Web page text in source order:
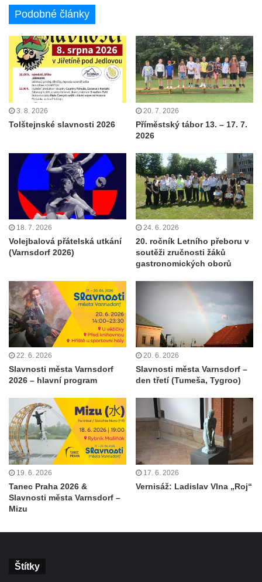
Podobné články
3. 8. 2026
Tolštejnské slavnosti 2026
20. 7. 2026
Příměstský tábor 13. – 17. 7.
2026
18. 7. 2026
Volejbalová přátelská utkání
(Varnsdorf 2026)
24. 6. 2026
20. ročník Letního přeboru v
soutěži zručnosti žáků
gastronomických oborů
22. 6. 2026
Slavnosti města Varnsdorf
2026 – hlavní program
20. 6. 2026
Slavnosti města Varnsdorf –
den třetí (Tumeša, Tygroo)
19. 6. 2026
Tanec Praha 2026 &
Slavnosti města Varnsdorf –
Mizu
17. 6. 2026
Vernisáž: Ladislav Vlna „Roj“
Štítky